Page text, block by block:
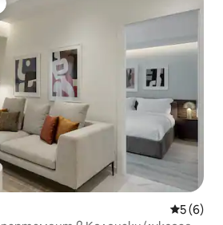
Средна
5 (6)